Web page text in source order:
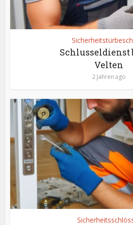
Schlusseldienst
Velten
2 Jahren ago